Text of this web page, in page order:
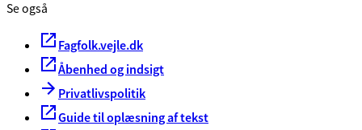
Se også
Fagfolk.vejle.dk
Åbenhed og indsigt
Privatlivspolitik
Guide til oplæsning af tekst